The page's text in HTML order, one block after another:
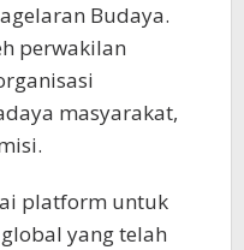
Budaya.
perwakilan
masyarakat,
platform untuk
yang telah